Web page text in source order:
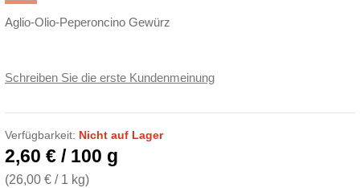
Aglio-Olio-Peperoncino Gewürz
Schreiben Sie die erste Kundenmeinung
Verfügbarkeit: Nicht auf Lager
2,60 € / 100 g
(26,00 € / 1 kg)